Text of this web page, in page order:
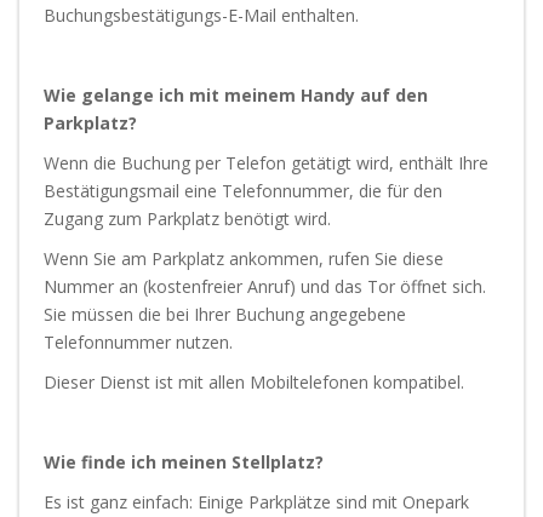
Buchungsbestätigungs-E-Mail enthalten.
Wie gelange ich mit meinem Handy auf den
Parkplatz?
Wenn die Buchung per Telefon getätigt wird, enthält Ihre
Bestätigungsmail eine Telefonnummer, die für den
Zugang zum Parkplatz benötigt wird.
Wenn Sie am Parkplatz ankommen, rufen Sie diese
Nummer an (kostenfreier Anruf) und das Tor öffnet sich.
Sie müssen die bei Ihrer Buchung angegebene
Telefonnummer nutzen.
Dieser Dienst ist mit allen Mobiltelefonen kompatibel.
Wie finde ich meinen Stellplatz?
Es ist ganz einfach: Einige Parkplätze sind mit Onepark